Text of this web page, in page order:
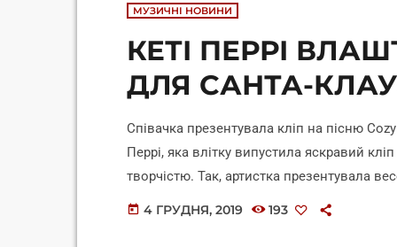
МУЗИЧНІ НОВИНИ
КЕТІ ПЕРРІ
ДЛЯ САНТА-
Співачка презентувала кліп на пісню
Перрі, яка влітку випустила яскравий
творчістю. Так, артистка презентувала
Christmas. У ролику співачка влаштувала
today 4 ГРУДНЯ, 2019 193